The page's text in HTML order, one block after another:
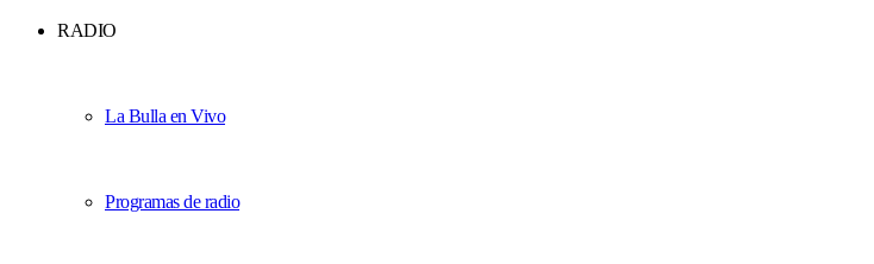
RADIO
La Bulla en Vivo
Programas de radio